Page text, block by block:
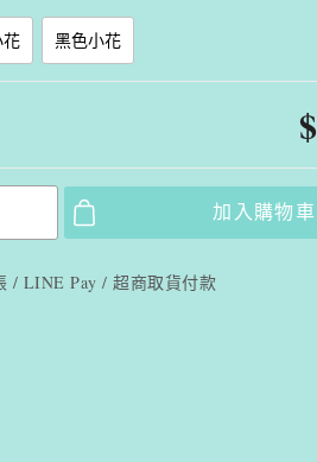
黑色小花
$
加入購物車
/ LINE Pay / 超商取貨付款